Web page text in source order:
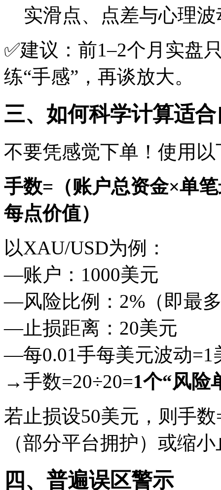
实滑点、点差与心理波
✅建议：前1–2个月实盘
练“手感”，再谈放大。
三、如何科学计算适
不要凭感觉下单！使用
手数=（账户总资金×单
每点价值）
以XAU/USD为例：
—账户：1000美元
—风险比例：2%（即最
—止损距离：20美元
—每0.01手每美元波动=1
→手数=20÷20=1个“风险
若止损设50美元，则手
（部分平台拥护）或缩
四、普遍误区警示